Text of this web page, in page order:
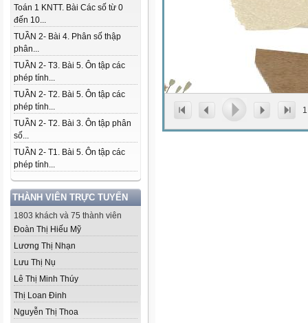
Toán 1 KNTT. Bài Các số từ 0
đến 10...
TUẦN 2- Bài 4. Phân số thập
phân...
TUẦN 2- T3. Bài 5. Ôn tập các
phép tính...
TUẦN 2- T2. Bài 5. Ôn tập các
phép tính...
TUẦN 2- T2. Bài 3. Ôn tập phân
số...
TUẦN 2- T1. Bài 5. Ôn tập các
phép tính...
THÀNH VIÊN TRỰC TUYẾN
1803 khách và 75 thành viên
Đoàn Thị Hiếu Mỹ
Lương Thị Nhạn
Lưu Thị Nụ
Lê Thị Minh Thúy
Thị Loan Đinh
Nguyễn Thị Thoa
1